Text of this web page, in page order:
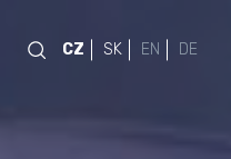
CZ SK EN DE